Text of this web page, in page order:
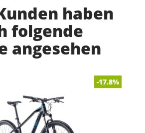
haben
folgende
angesehen
-17.8%